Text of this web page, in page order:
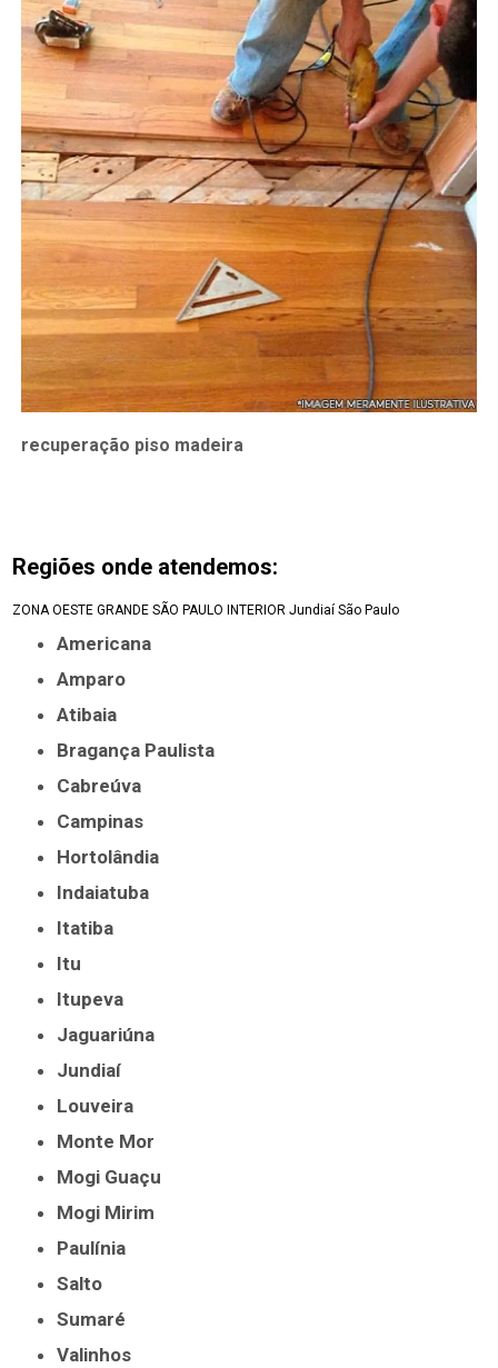
recuperação piso madeira
Regiões onde atendemos:
ZONA OESTE GRANDE SÃO PAULO INTERIOR Jundiaí São Paulo
Americana
Amparo
Atibaia
Bragança Paulista
Cabreúva
Campinas
Hortolândia
Indaiatuba
Itatiba
Itu
Itupeva
Jaguariúna
Jundiaí
Louveira
Monte Mor
Mogi Guaçu
Mogi Mirim
Paulínia
Salto
Sumaré
Valinhos